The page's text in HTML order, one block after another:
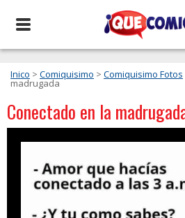
Inico > Comiquisimo > Comiquisimo Fotos
madrugada
Conectado en la